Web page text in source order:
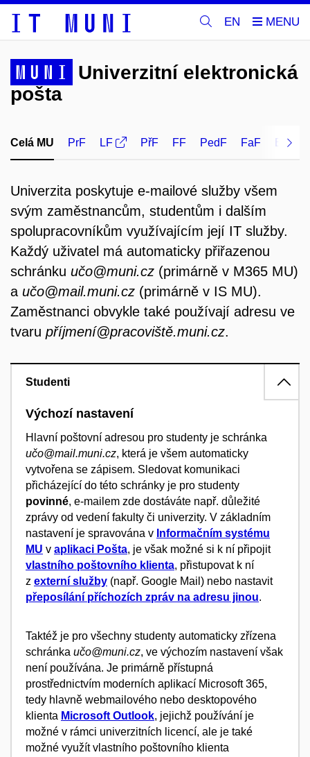
EN
MUNI
Univerzitní elektronická
pošta
Celá MU PrF LF PřF FF PedF FaF ESF
Univerzita poskytuje e-mailové služby všem
svým zaměstnancům, studentům i dalším
spolupracovníkům využívajícím její IT služby.
Každý uživatel má automaticky přiřazenou
schránku učo@muni.cz (primárně v M365 MU)
a učo@mail.muni.cz (primárně v IS MU).
Zaměstnanci obvykle také používají adresu ve
tvaru příjmení@pracoviště.muni.cz.
Studenti
Výchozí nastavení
Hlavní poštovní adresou pro studenty je schránka
učo@mail.muni.cz, která je všem automaticky
vytvořena se zápisem. Sledovat komunikaci
přicházející do této schránky je pro studenty
povinné, e-mailem zde dostáváte např. důležité
zprávy od vedení fakulty či univerzity. V základním
nastavení je spravována v Informačním systému
MU v aplikaci Pošta, je však možné si k ní připojit
vlastního poštovního klienta, přistupovat k ní
z externí služby (např. Google Mail) nebo nastavit
přeposílání příchozích zpráv na adresu jinou.
Taktéž je pro všechny studenty automaticky zřízena
schránka učo@muni.cz, ve výchozím nastavení však
není používána. Je primárně přístupná
prostřednictvím moderních aplikací Microsoft 365,
tedy hlavně webmailového nebo desktopového
klienta Microsoft Outlook, jejichž používání je
možné v rámci univerzitních licencí, ale je také
možné využít vlastního poštovního klienta